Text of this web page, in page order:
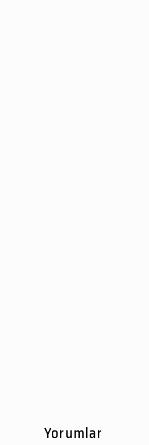
Yorumlar